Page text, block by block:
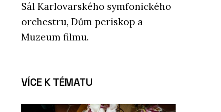
Sál Karlovarského symfonického
orchestru, Dům periskop a
Muzeum filmu.
VÍCE K TÉMATU